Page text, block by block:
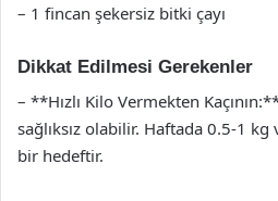
– 1 fincan şekersiz bitki çayı
Dikkat Edilmesi Gerekenler
– **Hızlı Kilo Vermekten
sağlıksız olabilir. Haftada 0.5-1 kg
bir hedeftir.